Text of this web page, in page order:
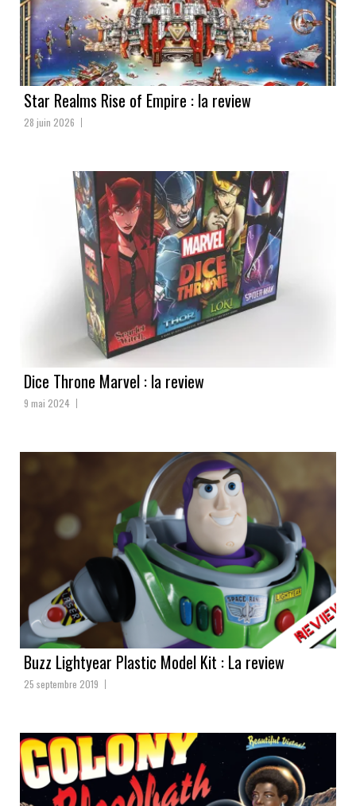
Star Realms Rise of Empire : la review
28 juin 2026
Dice Throne Marvel : la review
9 mai 2024
Buzz Lightyear Plastic Model Kit : La review
25 septembre 2019